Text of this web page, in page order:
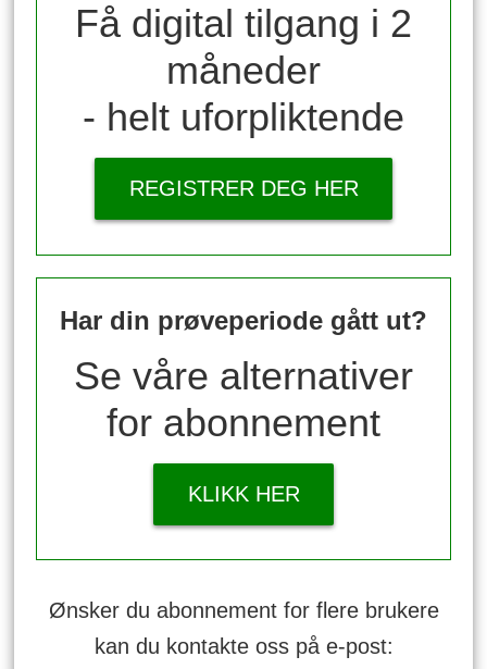
Få digital tilgang i 2
måneder
- helt uforpliktende
REGISTRER DEG HER
Har din prøveperiode gått ut?
Se våre alternativer
for abonnement
KLIKK HER
Ønsker du abonnement for flere brukere
kan du kontakte oss på e-post: